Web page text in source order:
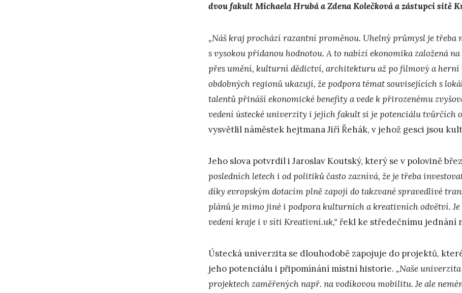
dvou fakult Michaela Hrubá a Zdena Kolečková a zástupci sítě
„Náš kraj prochází razantní proměnou. Uhelný průmysl je
s vysokou přidanou hodnotou. A to nabízí ekonomika založená
přes umění, kulturní dědictví, architekturu až po filmový a
obdobných regionů ukazují, že podpora témat souvisejících s
talentů přináší ekonomické benefity a vede k přirozenému
vedení ústecké univerzity i jejích fakult si je potenciálu tvůrčích
vysvětlil náměstek hejtmana Jiří Řehák, v jehož gesci jsou
Jeho slova potvrdil i Jaroslav Koutský, který se v polovině
posledních letech i od politiků často zaznívá, že je třeba
díky evropským dotacím plně zapojí do takzvané spravedlivé
plánů je mimo jiné i podpora kulturních a kreativních odvětví. Je
vedení kraje i v síti Kreativní.uk,“ řekl ke středečnímu jednání
Ústecká univerzita se dlouhodobě zapojuje do projektů,
jeho potenciálu i připomínání místní historie. „Naše
projektech zaměřených např. na vodíkovou mobilitu. Je ale